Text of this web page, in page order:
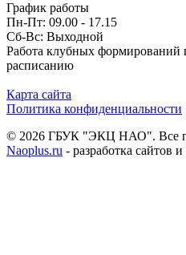
График работы
Пн-Пт: 09.00 - 17.15
Сб-Вс: Выходной
Работа клубных формирований
расписанию
Карта сайта
Политика конфиденциальности
© 2026 ГБУК "ЭКЦ НАО". Все
Naoplus.ru - разработка сайтов